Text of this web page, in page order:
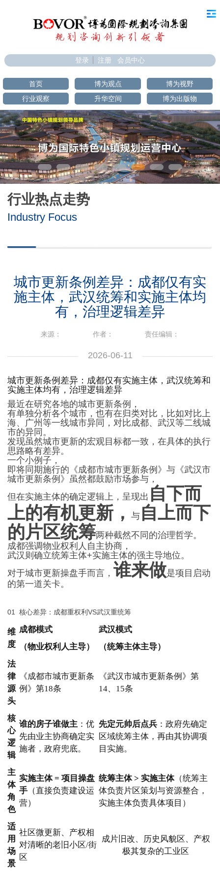
登录 注册 会员中心
首页 博为观点
博为视野
行业观察
升华空间 博为出版物
行业热点走势
Industry Focus
城市更新条例差异：成都仅有实
施主体，武汉统筹和实施主体均
有，治理逻辑差异
来源： 作者： 责任编辑：
2026-06-11
城市更新条例差异：成都仅有实施主体，武汉统筹和
实施主体均有，治理逻辑差异
最近在研究各地的城市更新条例，
有单独分析各个城市，也有在归类对比，比如对比上
海、广州等一线城市异同，对比成都、武汉等二线城
市的异同。
发现虽然城市更新的宏观目标都一致，在具体的执行
思路略有差异。
一个小例子，
即将同期施行的《成都市城市更新条例 》与《武汉市
城市更新条例》虽然都鼓励市场参与，
但在实施主体的确定逻辑上，呈现出 自下而
上的有机更新，
与 自上而下
的片区统筹两种截然不同的治理哲学。
成都强调物业权利人自主协商，
武汉则确立统筹主体+实施主体的强主导地位。
对于城市更新操盘手而言， 谁来做是项目启动
的第一道关卡。
01 核心差异：成都重权利VS武汉重统筹
维
度
成都模式
（物业权利人主导）
武汉模式
（统筹主体主导）
法
律
源
头
《成都市城市更新条
例》第18条
《武汉市城市更新条例》第
14、15条
核
心
逻
辑
谁的房子谁做主 ：优
先由业主协商确定实
施者，政府兜底。
先定元帅后点兵 ：政府先确定
区域统筹主体，再由其协调项
目实施。
主
体
角
色
实施主体 = 项目操盘
手 （直接负责建设运
营）
统筹主体 > 实施主体（统筹主
体负责片区策划与资源整合，
实施主体负责具体项目）
适
用
场
景
社区微更新、产权相
对清晰的老旧小区/街
区
成片旧改、历史风貌区、产权
极其复杂的工业区